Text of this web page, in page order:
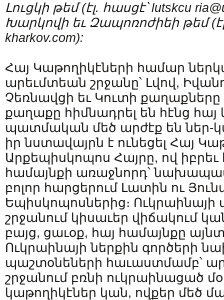
Լուցկի թեմ (էլ. հասցէ՝ lutskcu­
Խարկովի եւ Զապոռոժիեի թեմ
kharkov.com):
Հայ Կաթողիկէների համար
արեւմտեան շրջանը՝ Լվով,
Չեռնավցի եւ Կուտի քաղաքները
քաղաքը հիմնադրել են հէնց հայ
պատմական մեծ արժէք են ներ-
իր նստավայրն է ունեցել Հայ
Արքեպիսկոպոս Հայրը, ով իբրեւ
համայնքի առաջնորդ՝
բոլոր հարցերում Լատին ու
Եպիսկոպոսներից։
շրջանում կիսաւեր վիճակում
բայց, ցաւօք, հայ համայնքը
Ուկրաինայի ներքին գործերի
պաշտօնեների հաւաստմամբ՝
շրջանում բռնի ուկրաինացած
կաթողիկէներ կան, ովքեր մեծ